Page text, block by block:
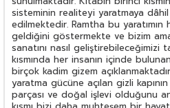
sisteminin realiteyi yaratmaya
edilmektedir. Ramtha bu yaratımın
geldiğini göstermekte ve bizim
sanatını nasıl
kısmında her insanın içinde
birçok kadim gizem
yaratma gücüne açılan gizli
parçası ve doğal işlevi olduğunu